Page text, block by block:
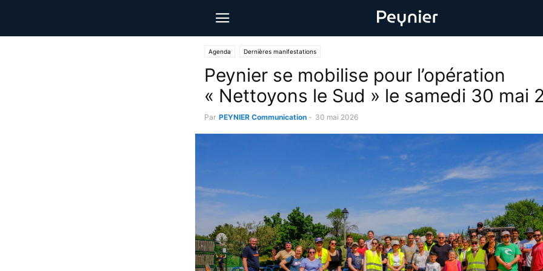
Agenda Dernières manifestations
Peynier se mobilise pour l’opération
« Nettoyons le Sud » le samedi 30 mai
Par PEYNIER Communication - 30 mai 2026